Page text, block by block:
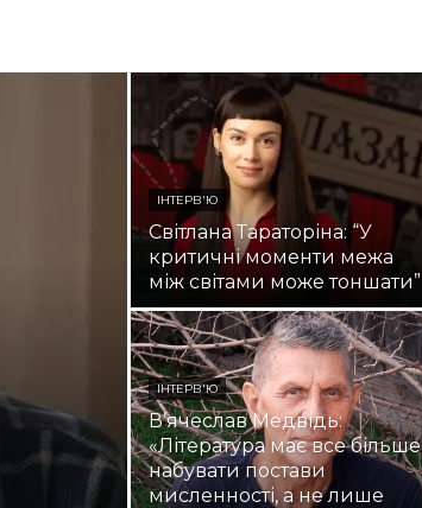
ІНТЕРВ'Ю
Світлана Тараторіна: “У
критичні моменти межа
між світами може тоншати”
ІНТЕРВ'Ю
В’ячеслав Медвідь:
«Література має все більше
набувати постави
мисленності, а не лише